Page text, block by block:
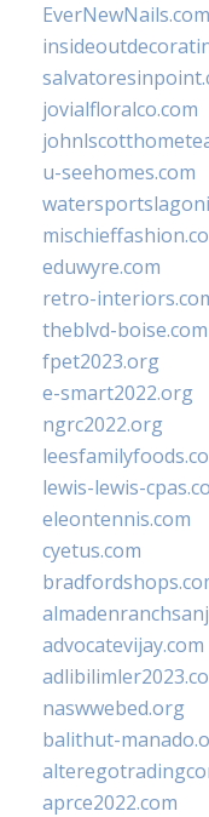
EverNewNails.com
jovialfloralco.com
u-seehomes.com
eduwyre.com
retro-
theblvd-boise.com
fpet2023.org
e-smart2022.org
ngrc2022.org
lewis-lewis-
eleontennis.com
cyetus.com
advocatevijay.com
naswwebed.org
balithut-
aprce2022.com